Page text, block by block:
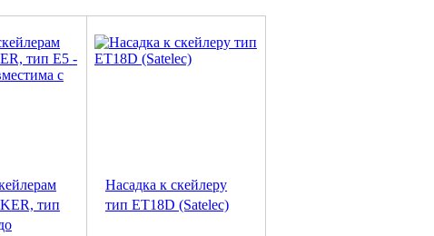
тип
Насадка к скейлеру
тип ET18D (Satelec)